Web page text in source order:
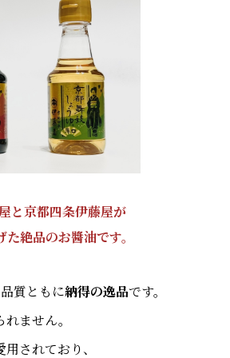
と京都四条伊藤屋が
絶品のお醬油です。
質ともに納得の逸品です。
ません。
されており、